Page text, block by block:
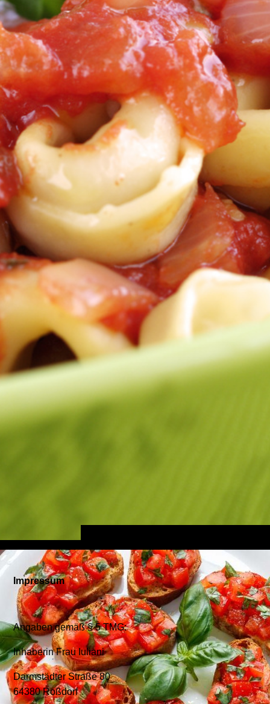
Impressum
Angaben gemäß § 5 TMG:
Inhaberin Frau Iuliani
Darmstädter Straße 80
64380 Roßdorf